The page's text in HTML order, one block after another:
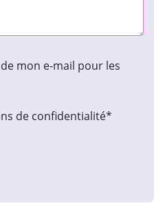
mon e-mail pour les
de confidentialité*